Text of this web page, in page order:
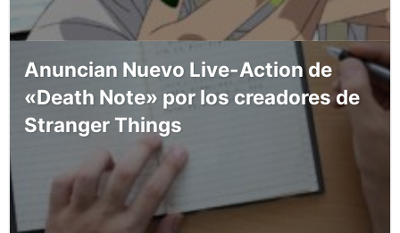
Anuncian Nuevo Live-Action de
«Death Note» por los creadores de
Stranger Things